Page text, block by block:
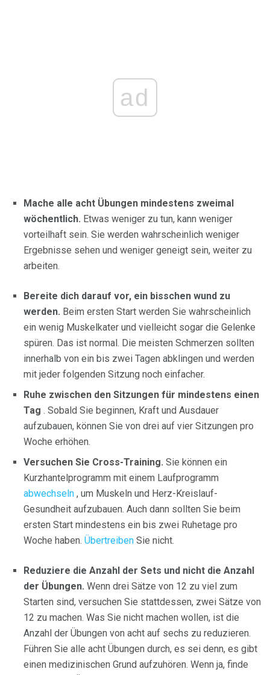
ad
Mache alle acht Übungen mindestens zweimal
wöchentlich. Etwas weniger zu tun, kann weniger
vorteilhaft sein. Sie werden wahrscheinlich weniger
Ergebnisse sehen und weniger geneigt sein, weiter zu
arbeiten.
Bereite dich darauf vor, ein bisschen wund zu
werden. Beim ersten Start werden Sie wahrscheinlich
ein wenig Muskelkater und vielleicht sogar die Gelenke
spüren. Das ist normal. Die meisten Schmerzen sollten
innerhalb von ein bis zwei Tagen abklingen und werden
mit jeder folgenden Sitzung noch einfacher.
Ruhe zwischen den Sitzungen für mindestens einen
Tag . Sobald Sie beginnen, Kraft und Ausdauer
aufzubauen, können Sie von drei auf vier Sitzungen pro
Woche erhöhen.
Versuchen Sie Cross-Training. Sie können ein
Kurzhantelprogramm mit einem Laufprogramm
abwechseln , um Muskeln und Herz-Kreislauf-
Gesundheit aufzubauen. Auch dann sollten Sie beim
ersten Start mindestens ein bis zwei Ruhetage pro
Woche haben. Übertreiben Sie nicht.
Reduziere die Anzahl der Sets und nicht die Anzahl
der Übungen. Wenn drei Sätze von 12 zu viel zum
Starten sind, versuchen Sie stattdessen, zwei Sätze von
12 zu machen. Was Sie nicht machen wollen, ist die
Anzahl der Übungen von acht auf sechs zu reduzieren.
Führen Sie alle acht Übungen durch, es sei denn, es gibt
einen medizinischen Grund aufzuhören. Wenn ja, finde